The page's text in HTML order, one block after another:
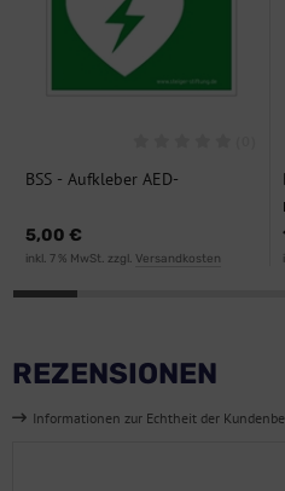
BSS - Aufkleber AED-
5,00 €
inkl. 7 % MwSt. zzgl. Versandkosten
REZENSIONEN
Informationen zur Echtheit der